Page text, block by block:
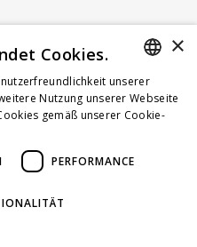
GERMAN
FRENCH
×
Cookies.
unserer
Nutzung unserer Webseite
gemäß unserer Cookie-
PERFORMANCE